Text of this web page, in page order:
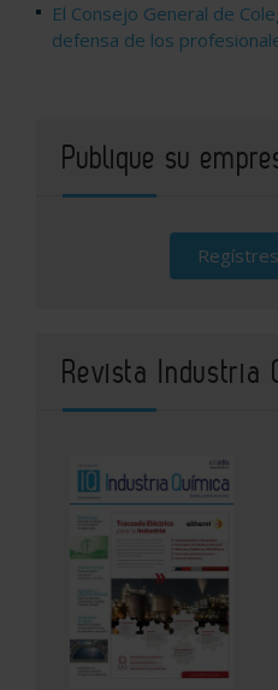
El Consejo General de
defensa de los
Publique su
Revista Industria